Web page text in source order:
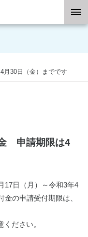
月30日（金）までです
金 申請期限は4
17日（月）～令和3年4
の申請受付期限は、
ださい。